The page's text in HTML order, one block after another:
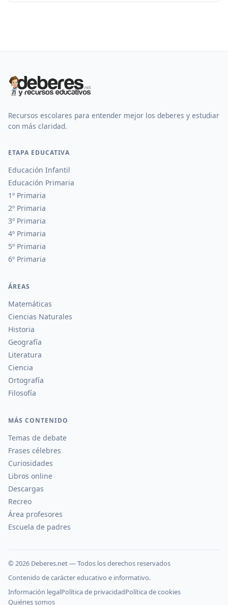
Recursos escolares para entender mejor los deberes y estudiar
con más claridad.
ETAPA EDUCATIVA
Educación Infantil
Educación Primaria
1º Primaria
2º Primaria
3º Primaria
4º Primaria
5º Primaria
6º Primaria
ÁREAS
Matemáticas
Ciencias Naturales
Historia
Geografía
Literatura
Ciencia
Ortografía
Filosofía
MÁS CONTENIDO
Temas de debate
Frases célebres
Curiosidades
Libros online
Descargas
Recreo
Área profesores
Escuela de padres
© 2026 Deberes.net — Todos los derechos reservados
Contenido de carácter educativo e informativo.
Información legalPolítica de privacidadPolítica de cookies
Quiénes somos